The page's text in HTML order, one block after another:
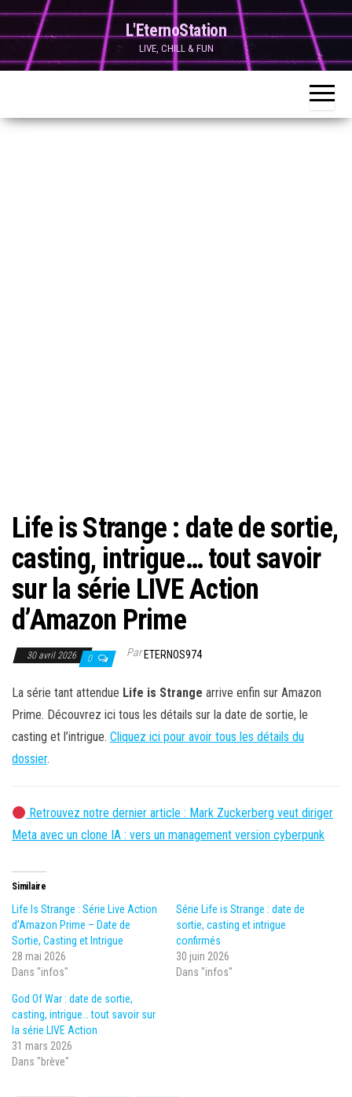
Skip
to
content
L'EternoStation
LIVE, CHILL & FUN
Life is Strange : date de sortie,
casting, intrigue… tout savoir
sur la série LIVE Action
d’Amazon Prime
30 avril 2026 0 ParETERNOS974
La série tant attendue Life is Strange arrive enfin sur Amazon
Prime. Découvrez ici tous les détails sur la date de sortie, le
casting et l’intrigue. Cliquez ici pour avoir tous les détails du
dossier.
Retrouvez notre dernier article : Mark Zuckerberg veut diriger
Meta avec un clone IA : vers un management version cyberpunk
Similaire
Life Is Strange : Série Live Action
d’Amazon Prime – Date de
Sortie, Casting et Intrigue
28 mai 2026
Dans "infos"
Série Life is Strange : date de
sortie, casting et intrigue
confirmés
30 juin 2026
Dans "infos"
God Of War : date de sortie,
casting, intrigue… tout savoir sur
la série LIVE Action
31 mars 2026
Dans "brève"